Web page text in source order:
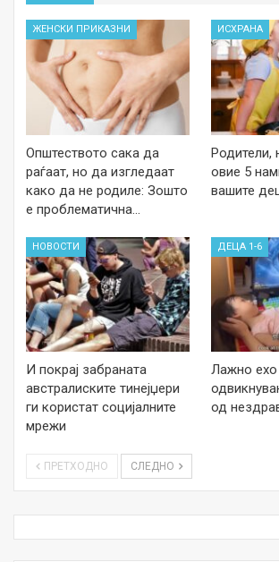
ЖЕНСКИ ПРИКАЗНИ
Општеството сака да
раѓаат, но да изгледаат
како да не родиле: Зошто
е проблематична…
ИСХРАНА
Родители,
овие 5
вашите
НОВОСТИ
И покрај забраната
австралиските тинејџери
ги користат социјалните
мрежи
ДЕЦА 1-6
Лажно ехо
од
ПРЕТХОДНО СЛЕДНО